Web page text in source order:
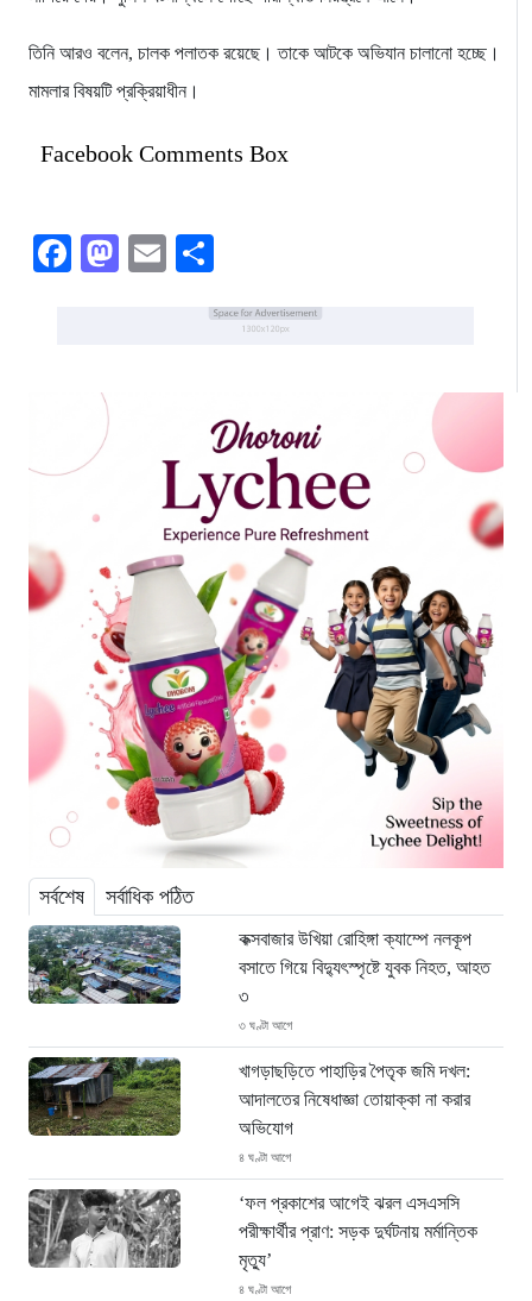
তিনি আরও বলেন, চালক পলাতক রয়েছে। তাকে আটকে অভিযান চালানো হচ্ছে।
মামলার বিষয়টি প্রক্রিয়াধীন।
Facebook Comments Box
Facebook
Mastodon
Email
সর্বশেষ সর্বাধিক পঠিত
কক্সবাজার উখিয়া রোহিঙ্গা ক্যাম্পে নলকূপ
বসাতে গিয়ে বিদ্যুৎস্পৃষ্টে যুবক নিহত, আহত
৩
৩ ঘণ্টা আগে
খাগড়াছড়িতে পাহাড়ির পৈতৃক জমি দখল:
আদালতের নিষেধাজ্ঞা তোয়াক্কা না করার
অভিযোগ
৪ ঘণ্টা আগে
‘ফল প্রকাশের আগেই ঝরল এসএসসি
পরীক্ষার্থীর প্রাণ: সড়ক দুর্ঘটনায় মর্মান্তিক
মৃত্যু’
৪ ঘণ্টা আগে